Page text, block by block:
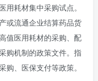
用耗材集中采购试点。
或流通企业结算药品货
值医用耗材的采购、配
购机制的政策文件。指
、医保支付等政策。